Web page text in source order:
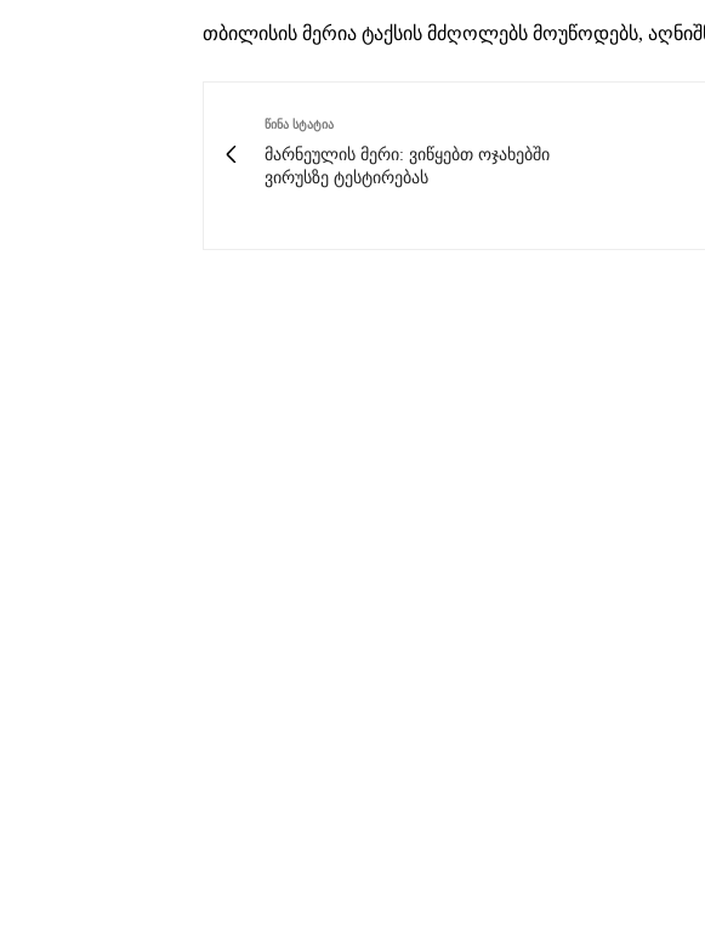
თბილისის მერია ტაქსის მძღოლებს მოუწოდებს,
ᲬᲘᲜᲐ ᲡᲢᲐᲢᲘᲐ
მარნეულის მერი: ვიწყებთ ოჯახებში
ვირუსზე ტესტირებას